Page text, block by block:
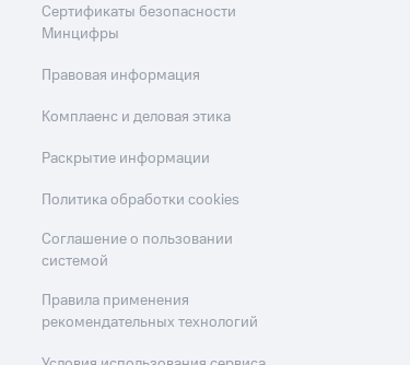
Сертификаты безопасности
Минцифры
Правовая информация
Комплаенс и деловая этика
Раскрытие информации
Политика обработки cookies
Соглашение о пользовании
системой
Правила применения
рекомендательных технологий